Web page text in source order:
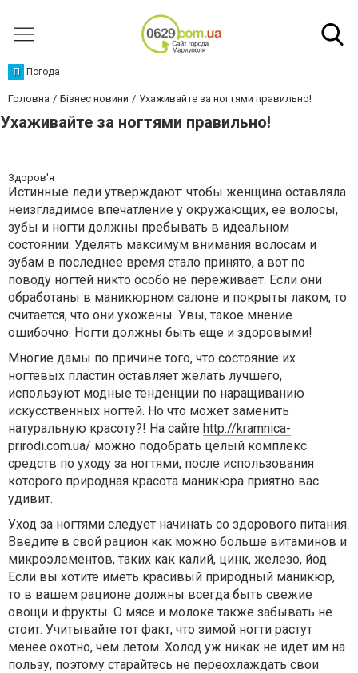
П Погода
Головна Бізнес новини Ухаживайте за ногтями правильно!
Ухаживайте за ногтями правильно!
Здоров'я
Истинные леди утверждают: чтобы женщина оставляла
неизгладимое впечатление у окружающих, ее волосы,
зубы и ногти должны пребывать в идеальном
состоянии. Уделять максимум внимания волосам и
зубам в последнее время стало принято, а вот по
поводу ногтей никто особо не переживает. Если они
обработаны в маникюрном салоне и покрыты лаком, то
считается, что они ухожены. Увы, такое мнение
ошибочно. Ногти должны быть еще и здоровыми!
Многие дамы по причине того, что состояние их
ногтевых пластин оставляет желать лучшего,
используют модные тенденции по наращиванию
искусственных ногтей. Но что может заменить
натуральную красоту?! На сайте http://kramnica-
prirodi.com.ua/ можно подобрать целый комплекс
средств по уходу за ногтями, после использования
которого природная красота маникюра приятно вас
удивит.
Уход за ногтями следует начинать со здорового питания.
Введите в свой рацион как можно больше витаминов и
микроэлементов, таких как калий, цинк, железо, йод.
Если вы хотите иметь красивый природный маникюр,
то в вашем рационе должны всегда быть свежие
овощи и фрукты. О мясе и молоке также забывать не
стоит. Учитывайте тот факт, что зимой ногти растут
менее охотно, чем летом. Холод уж никак не идет им на
пользу, поэтому старайтесь не переохлаждать свои